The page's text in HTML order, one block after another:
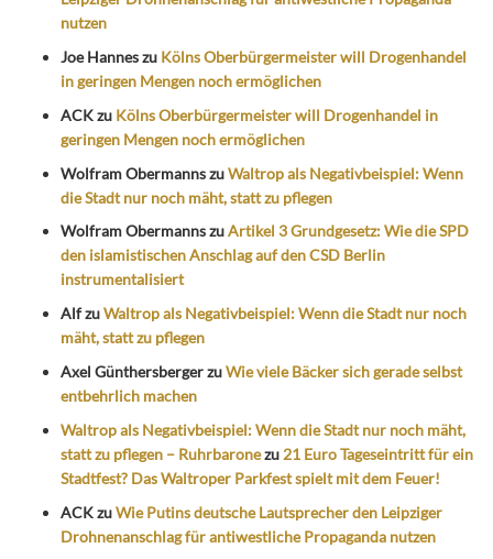
nutzen
Joe Hanneszu Kölns Oberbürgermeister will Drogenhandel
in geringen Mengen noch ermöglichen
ACKzu Kölns Oberbürgermeister will Drogenhandel in
geringen Mengen noch ermöglichen
Wolfram ObermannszuWaltrop als Negativbeispiel: Wenn
die Stadt nur noch mäht, statt zu pflegen
Wolfram ObermannszuArtikel 3 Grundgesetz: Wie die SPD
den islamistischen Anschlag auf den CSD Berlin
instrumentalisiert
AlfzuWaltrop als Negativbeispiel: Wenn die Stadt nur noch
mäht, statt zu pflegen
Axel GünthersbergerzuWie viele Bäcker sich gerade selbst
entbehrlich machen
Waltrop als Negativbeispiel: Wenn die Stadt nur noch mäht,
statt zu pflegen – Ruhrbaronezu 21 Euro Tageseintritt für ein
Stadtfest? Das Waltroper Parkfest spielt mit dem Feuer!
ACKzuWie Putins deutsche Lautsprecher den Leipziger
Drohnenanschlag für antiwestliche Propaganda nutzen